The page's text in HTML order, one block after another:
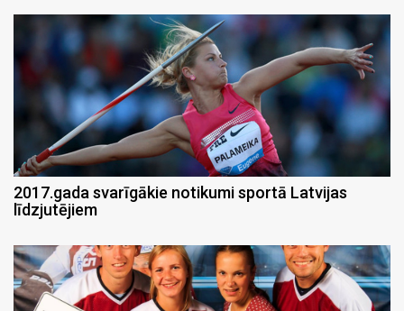
2017.gada svarīgākie notikumi sportā Latvijas
līdzjutējiem